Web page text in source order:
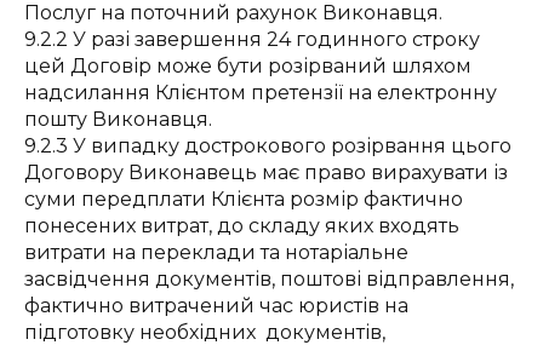
Послуг на поточний рахунок Виконавця.
9.2.2 У разі завершення 24 годинного строку
цей Договір може бути розірваний шляхом
надсилання Клієнтом претензії на електронну
пошту Виконавця.
9.2.3 У випадку дострокового розірвання цього
Договору Виконавець має право вирахувати із
суми передплати Клієнта розмір фактично
понесених витрат, до складу яких входять
витрати на переклади та нотаріальне
засвідчення документів, поштові відправлення,
фактично витрачений час юристів на
підготовку необхідних документів,